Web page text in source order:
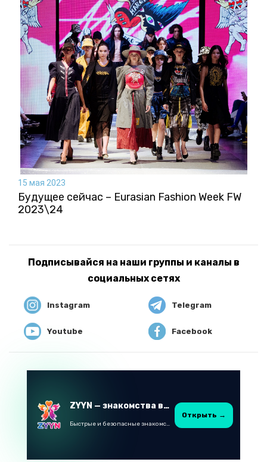
15 мая 2023
Будущее сейчас – Eurasian Fashion Week FW
2023\24
Подписывайся на наши группы и каналы в
социальных сетях
Instagram Telegram
Youtube Facebook
ZYYN — знакомства в Казахстане
Быстрые и безопасные знакомства в Telegram
Открыть →